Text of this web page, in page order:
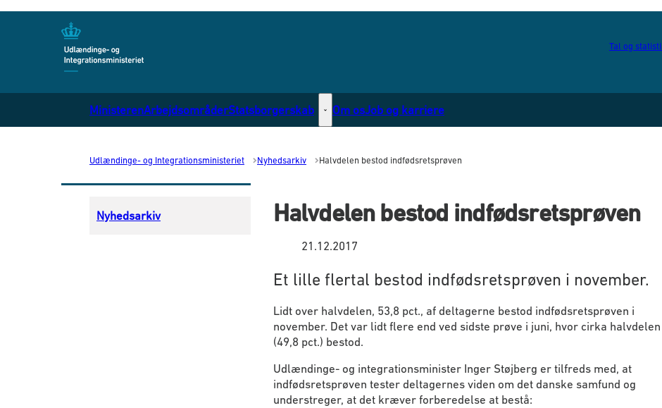
Tal og
MinisterenArbejdsområderStatsborgerskab Statsborgerskab - Flere links
Om osJob og karriere
Udlændinge- og Integrationsministeriet Nyhedsarkiv Halvdelen bestod indfødsretsprøven
Nyhedsarkiv Halvdelen bestod indfødsretsprøven
21.12.2017
Et lille flertal bestod indfødsretsprøven i november.
Lidt over halvdelen, 53,8 pct., af deltagerne bestod indfødsretsprøven i
november. Det var lidt flere end ved sidste prøve i juni, hvor cirka halvdelen
(49,8 pct.) bestod.
Udlændinge- og integrationsminister Inger Støjberg er tilfreds med, at
indfødsretsprøven tester deltagernes viden om det danske samfund og
understreger, at det kræver forberedelse at bestå: